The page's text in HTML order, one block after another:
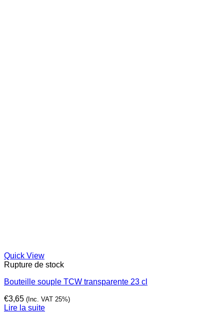
Quick View
Rupture de stock
Bouteille souple TCW transparente 23 cl
€3,65 (Inc. VAT 25%)
Lire la suite